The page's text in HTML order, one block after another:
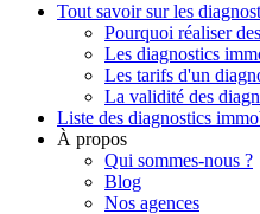
Tout savoir sur les
Pourquoi réaliser
Les diagnostics
Les tarifs d'un
La validité des
Liste des diagnostics
À propos
Qui sommes-nous ?
Blog
Nos agences